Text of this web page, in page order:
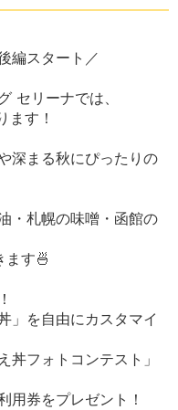
編スタート／
セリーナでは、
ます！
深まる秋にぴったりの
・札幌の味噌・函館の
ます🍜
」を自由にカスタマイ
丼フォトコンテスト」
用券をプレゼント！